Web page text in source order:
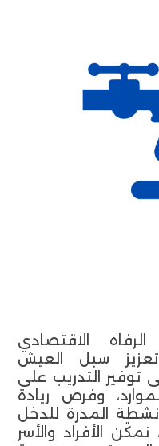
الاقتصادي
سبل العيش
توفير التدريب على
وفرص ريادة
المدرة للدخل
الأفراد والأسر